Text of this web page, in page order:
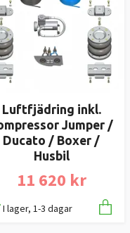
Luftfjädring inkl.
Jumper /
Ducato / Boxer /
Husbil
11 620 kr
I lager, 1-3 dagar